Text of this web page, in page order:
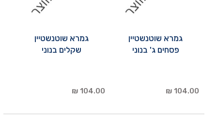
גמרא שוטנשטיין
פסחים ג' בנוני
104.00 ₪
גמרא שוטנשטיין
שקלים בנוני
104.00 ₪